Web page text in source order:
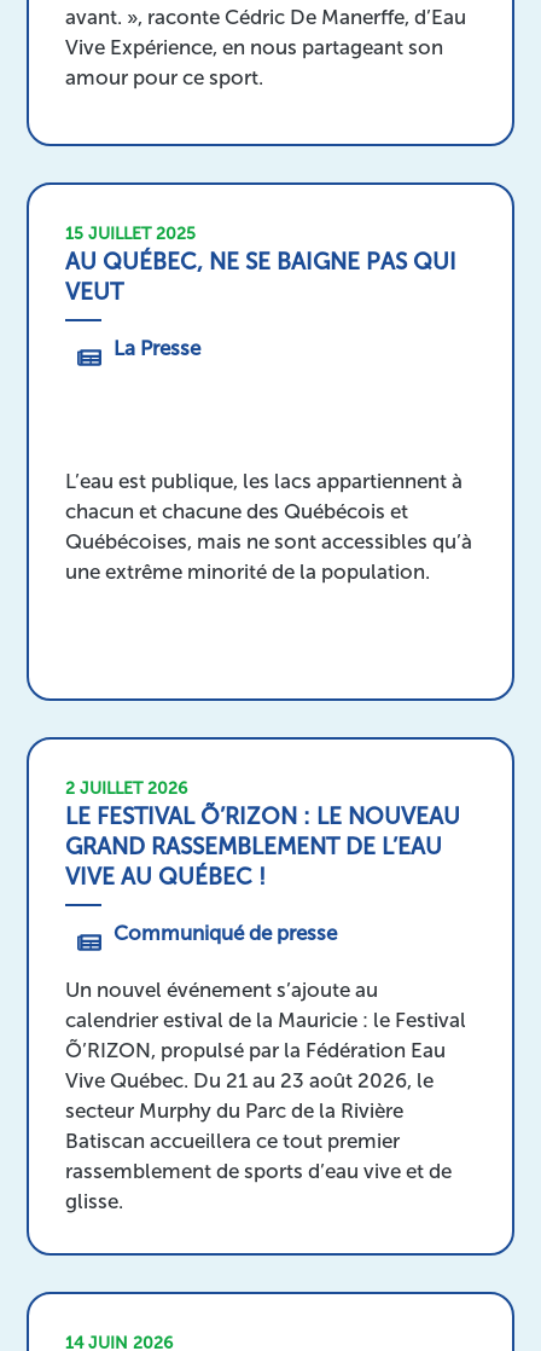
avant. », raconte Cédric De Manerffe, d’Eau
Vive Expérience, en nous partageant son
amour pour ce sport.
15 JUILLET 2025
AU QUÉBEC, NE SE BAIGNE PAS QUI
VEUT
La Presse
L’eau est publique, les lacs appartiennent à
chacun et chacune des Québécois et
Québécoises, mais ne sont accessibles qu’à
une extrême minorité de la population.
2 JUILLET 2026
LE FESTIVAL Õ’RIZON : LE NOUVEAU
GRAND RASSEMBLEMENT DE L’EAU
VIVE AU QUÉBEC !
Communiqué de presse
Un nouvel événement s’ajoute au
calendrier estival de la Mauricie : le Festival
Õ’RIZON, propulsé par la Fédération Eau
Vive Québec. Du 21 au 23 août 2026, le
secteur Murphy du Parc de la Rivière
Batiscan accueillera ce tout premier
rassemblement de sports d’eau vive et de
glisse.
14 JUIN 2026